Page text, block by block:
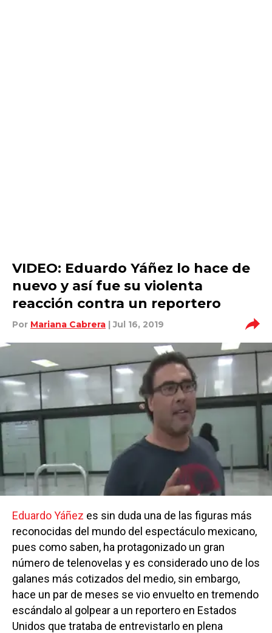
VIDEO: Eduardo Yáñez lo hace de
nuevo y así fue su violenta
reacción contra un reportero
Por Mariana Cabrera | Jul 16, 2019
Eduardo Yáñez es sin duda una de las figuras más
reconocidas del mundo del espectáculo mexicano,
pues como saben, ha protagonizado un gran
número de telenovelas y es considerado uno de los
galanes más cotizados del medio, sin embargo,
hace un par de meses se vio envuelto en tremendo
escándalo al golpear a un reportero en Estados
Unidos que trataba de entrevistarlo en plena